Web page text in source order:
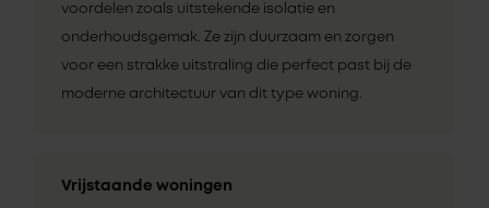
voordelen zoals uitstekende isolatie en
onderhoudsgemak. Ze zijn duurzaam en zorgen
voor een strakke uitstraling die perfect past bij de
moderne architectuur van dit type woning.
Vrijstaande woningen